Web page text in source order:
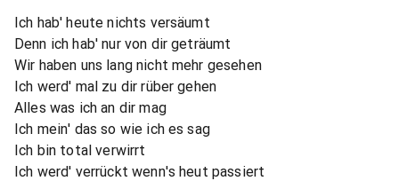
Ich hab' heute nichts versäumt
Denn ich hab' nur von dir geträumt
Wir haben uns lang nicht mehr gesehen
Ich werd' mal zu dir rüber gehen
Alles was ich an dir mag
Ich mein' das so wie ich es sag
Ich bin total verwirrt
Ich werd' verrückt wenn's heut passiert